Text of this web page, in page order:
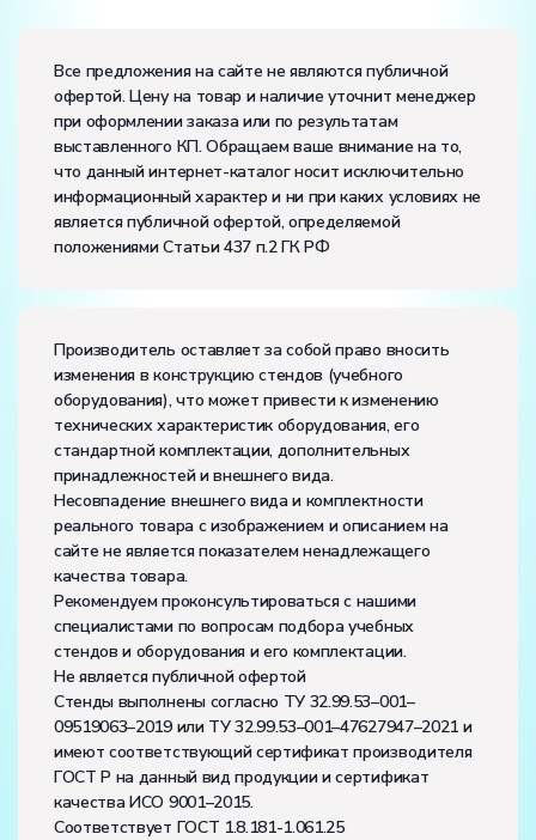
Потребляемая мощность, В·А:50
Электропитание:
напряжение, В:220
частота, Гц:50
Класс защиты от поражения электрическим током:
Диапазон рабочих температур, ˚С:+10…+35
Влажность, %:до 80
Все предложения на сайте не являются публичной
офертой. Цену на товар и наличие уточнит менеджер
при оформлении заказа или по результатам
выставленного КП. Обращаем ваше внимание на то,
что данный интернет-каталог носит исключительно
информационный характер и ни при каких условиях не
является публичной офертой, определяемой
положениями Статьи 437 п.2 ГК РФ
Производитель оставляет за собой право вносить
изменения в конструкцию стендов (учебного
оборудования), что может привести к изменению
технических характеристик оборудования, его
стандартной комплектации, дополнительных
принадлежностей и внешнего вида.
Несовпадение внешнего вида и комплектности
реального товара с изображением и описанием на
сайте не является показателем ненадлежащего
качества товара.
Рекомендуем проконсультироваться с нашими
специалистами по вопросам подбора учебных
стендов и оборудования и его комплектации.
Не является публичной офертой
Стенды выполнены согласно ТУ 32.99.53–001–
09519063–2019 или ТУ 32.99.53–001–47627947–2021 и
имеют соответствующий сертификат производителя
ГОСТ Р на данный вид продукции и сертификат
качества ИСО 9001–2015.
Соответствует ГОСТ 1.8.181-1.061.25